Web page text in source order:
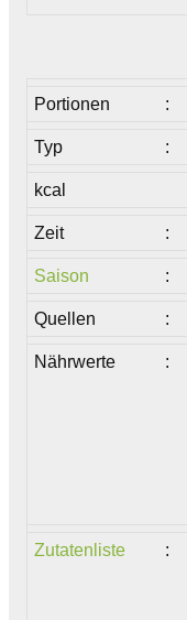
Portionen :
Typ :
kcal
Zeit :
Saison :
Quellen :
Nährwerte :
Zutatenliste :